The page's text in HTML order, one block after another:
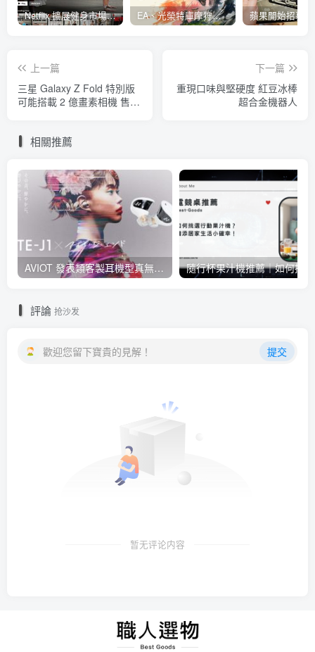
Netflix 擴展健身市場 與 Nike 合作推出《Nike Training Club》系列健身影片 EA、光榮特庫摩狩獵冒險遊戲《WILD HEARTS》公布「強大化獸」宣傳影片
上一篇
三星 Galaxy Z Fold 特別版
可能搭載 2 億畫素相機 售價
下一篇
重現口味與堅硬度 紅豆冰棒
超合金機器人
相關推薦
AVIOT 發表類客製耳機型真無線耳機 TE-J1 ，具 Hi-Res 認證、與 BiSH 成員 AiNA THE END 合作開發
評論 抢沙发
歡迎您留下寶貴的見解！ 提交
暂无评论内容